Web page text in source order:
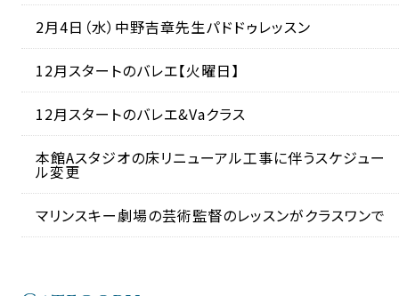
2月4日（水）中野吉章先生パドドゥレッスン
12月スタートのバレエ【火曜日】
12月スタートのバレエ&Vaクラス
本館Aスタジオの床リニューアル工事に伴うスケジュー
ル変更
マリンスキー劇場の芸術監督のレッスンがクラスワンで